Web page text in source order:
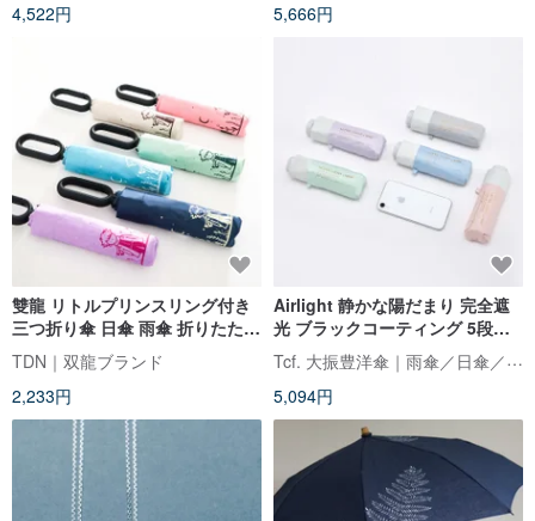
4,522円
5,666円
雙龍 リトルプリンスリング付き
三つ折り傘 日傘 雨傘 折りたたみ
傘 B5903 (スカイブルー)
TDN｜双龍ブランド
2,233円
Airlight 静かな陽だまり 完全遮
光 ブラックコーティング 5段折
りポケット傘 ミニ傘
Tcf. 大振豊洋傘｜雨傘／日傘／レインコート
5,094円